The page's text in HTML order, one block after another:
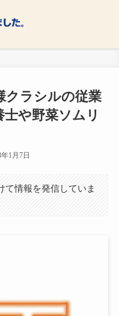
クラシルの従業
士や野菜ソムリ
年1月7日
て情報を発信していま